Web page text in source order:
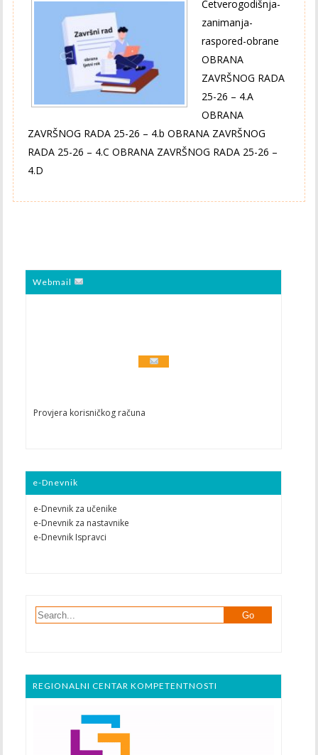
Četverogodišnja-
zanimanja-
raspored-obrane
OBRANA
ZAVRŠNOG RADA
25-26 – 4.A
OBRANA
ZAVRŠNOG RADA 25-26 – 4.b OBRANA ZAVRŠNOG
RADA 25-26 – 4.C OBRANA ZAVRŠNOG RADA 25-26 –
4.D
Webmail
Provjera korisničkog računa
e-Dnevnik
e-Dnevnik za učenike
e-Dnevnik za nastavnike
e-Dnevnik Ispravci
REGIONALNI CENTAR KOMPETENTNOSTI